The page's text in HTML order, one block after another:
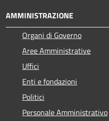
AMMINISTRAZIONE
Organi di Governo
Aree Amministrative
Uffici
Enti e fondazioni
Politici
Personale Amministrativo